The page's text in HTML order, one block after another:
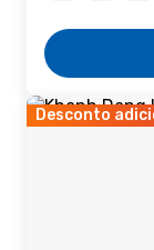
Desconto